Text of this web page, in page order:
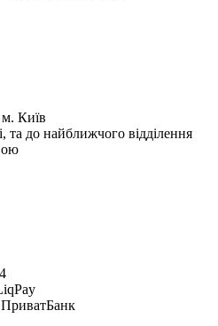
м. Київ
та до найближчого відділення